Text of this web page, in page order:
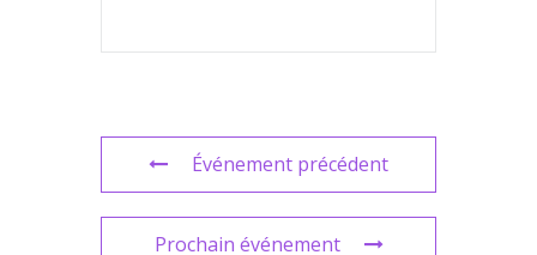
Événement précédent
Prochain événement